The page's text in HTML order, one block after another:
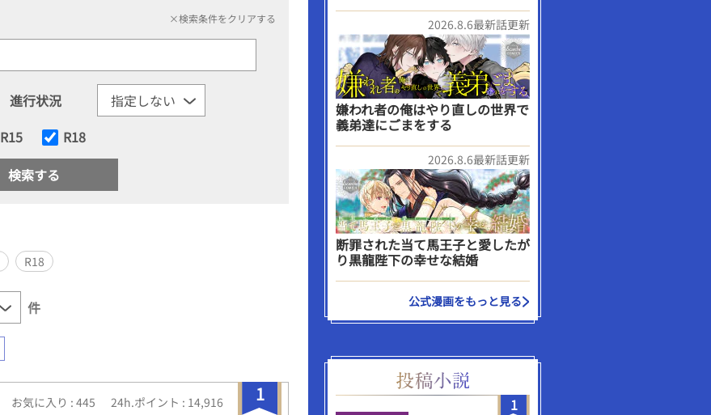
×検索条件をクリアする
進行状況
R15 R18
R18
件
1
お気に入り : 445 24h.ポイント : 14,916
2026.8.6最新話更新
嫌われ者の俺はやり直しの世界で
義弟達にごまをする
2026.8.6最新話更新
断罪された当て馬王子と愛したが
り黒龍陛下の幸せな結婚
公式漫画をもっと見る
1